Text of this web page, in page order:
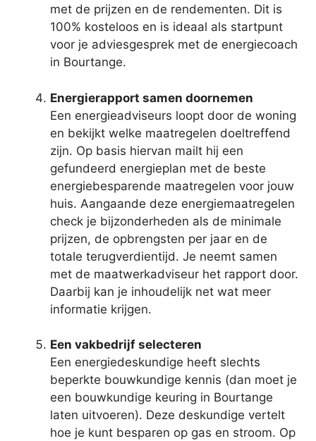
met de prijzen en de rendementen. Dit is
100% kosteloos en is ideaal als startpunt
voor je adviesgesprek met de energiecoach
in Bourtange.
Energierapport samen doornemen
Een energieadviseurs loopt door de woning
en bekijkt welke maatregelen doeltreffend
zijn. Op basis hiervan mailt hij een
gefundeerd energieplan met de beste
energiebesparende maatregelen voor jouw
huis. Aangaande deze energiemaatregelen
check je bijzonderheden als de minimale
prijzen, de opbrengsten per jaar en de
totale terugverdientijd. Je neemt samen
met de maatwerkadviseur het rapport door.
Daarbij kan je inhoudelijk net wat meer
informatie krijgen.
Een vakbedrijf selecteren
Een energiedeskundige heeft slechts
beperkte bouwkundige kennis (dan moet je
een bouwkundige keuring in Bourtange
laten uitvoeren). Deze deskundige vertelt
hoe je kunt besparen op gas en stroom. Op